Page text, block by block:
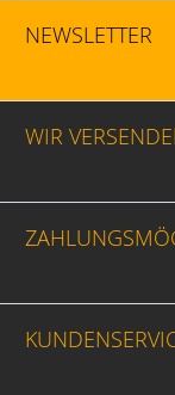
NEWSLETTER
WIR